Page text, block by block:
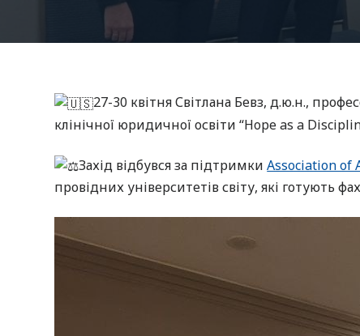
27-30 квітня Світлана Бевз, д.ю.н.,
клінічної юридичної освіти “Hope as a
Захід відбувся за підтримкиAssociation of
провідних університетів світу, які готують